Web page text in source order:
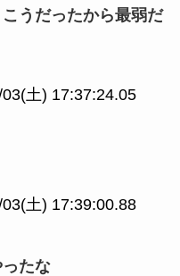
うだったから最弱だ
土) 17:37:24.05
土) 17:39:00.88
たな